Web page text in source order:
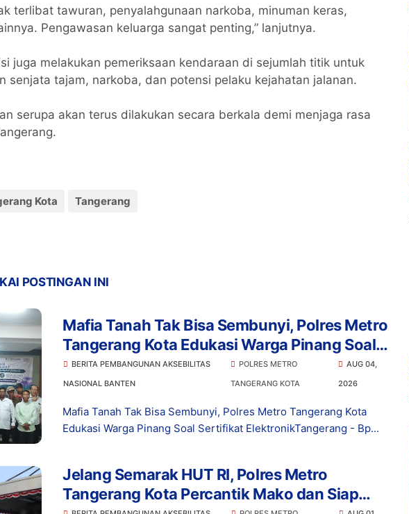
terlibat tawuran, penyalahgunaan narkoba, minuman keras,
Pengawasan keluarga sangat penting,” lanjutnya.
juga melakukan pemeriksaan kendaraan di sejumlah titik untuk
senjata tajam, narkoba, dan potensi pelaku kejahatan jalanan.
serupa akan terus dilakukan secara berkala demi menjaga rasa
Kota Tangerang
POSTINGAN INI
Mafia Tanah Tak Bisa Sembunyi, Polres Metro
Tangerang Kota Edukasi Warga Pinang Soal
Sertifikat Elektronik
BERITA PEMBANGUNAN AKSEBILITAS
NASIONAL BANTEN
POLRES METRO
TANGERANG KOTA
AUG 04,
2026
Mafia Tanah Tak Bisa Sembunyi, Polres Metro Tangerang Kota
Edukasi Warga Pinang Soal Sertifikat ElektronikTangerang - Bp...
Jelang Semarak HUT RI, Polres Metro
Tangerang Kota Percantik Mako dan Siap